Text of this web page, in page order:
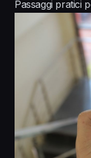
Passaggi pratici